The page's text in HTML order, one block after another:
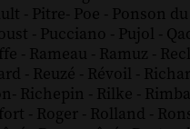
- Pitre- Poe - Ponson
- Pucciano - Pujol -
- Rameau - Ramuz -
- Reuzé - Révoil -
- Richepin - Rilke -
- Roger - Rolland -